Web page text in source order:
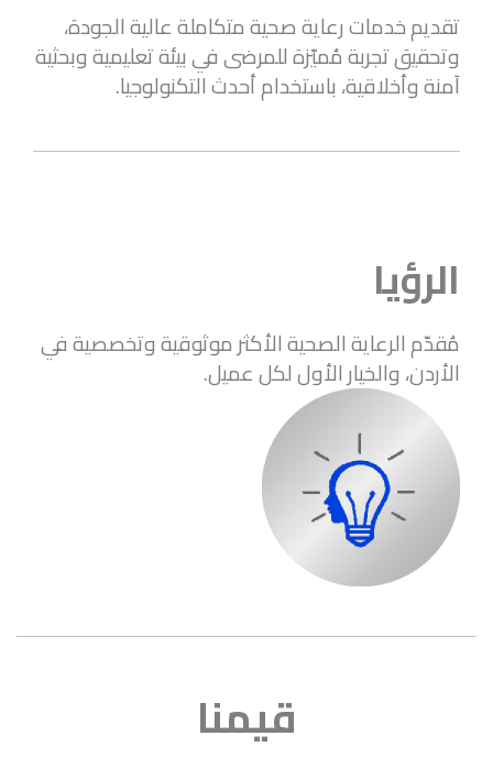
تقديم خدمات رعاية صحية متكاملة عالية الجودة،
وتحقيق تجربة مُميّزة للمرضى في بيئة تعليمية وبحثية
آمنة وأخلاقية، باستخدام أحدث التكنولوجيا.
الرؤيا
مُقدّم الرعاية الصحية الأكثر موثوقية وتخصصية في
الأردن، والخيار الأول لكل عميل.
قيمنا